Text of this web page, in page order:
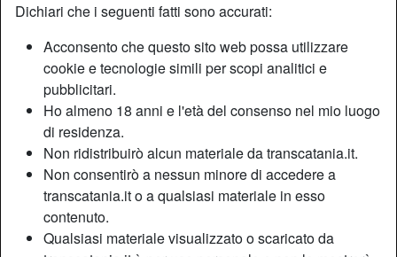
Dichiari che i seguenti fatti sono accurati:
Acconsento che questo sito web possa utilizzare
cookie e tecnologie simili per scopi analitici e
pubblicitari.
Ho almeno 18 anni e l'età del consenso nel mio luogo
di residenza.
Non ridistribuirò alcun materiale da transcatania.it.
Non consentirò a nessun minore di accedere a
transcatania.it o a qualsiasi materiale in esso
contenuto.
Qualsiasi materiale visualizzato o scaricato da
Età:
40
Paese:
Italia
Provincia:
Palermo
Sesso:
Sessualità:
Bisessuale
Relazione:
Single
Depilata:
Depilata
Fumatrice: